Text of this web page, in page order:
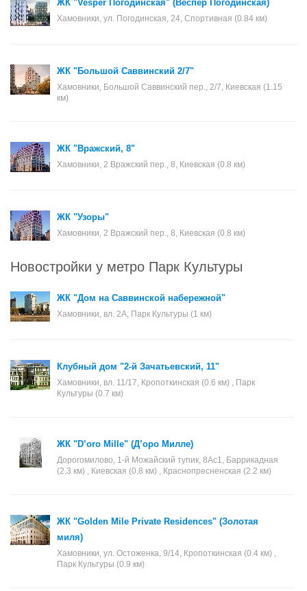
ЖК "Vesper Погодинская" (Веспер Погодинская)
Хамовники, ул. Погодинская, 24, Спортивная (0.84 км)
ЖК "Большой Саввинский 2/7"
Хамовники, Большой Саввинский пер., 2/7, Киевская (1.15
км)
ЖК "Вражский, 8"
Хамовники, 2 Вражский пер., 8, Киевская (0.8 км)
ЖК "Узоры"
Хамовники, 2 Вражский пер., 8, Киевская (0.8 км)
Новостройки у метро Парк Культуры
ЖК "Дом на Саввинской набережной"
Хамовники, вл. 2А, Парк Культуры (1 км)
Клубный дом "2-й Зачатьевский, 11"
Хамовники, вл. 11/17, Кропоткинская (0.6 км) , Парк
Культуры (0.7 км)
ЖК "D’oro Mille" (Д’оро Милле)
Дорогомилово, 1-й Можайский тупик, 8Ас1, Баррикадная
(2.3 км) , Киевская (0.8 км) , Краснопресненская (2.2 км)
ЖК "Golden Mile Private Residences" (Золотая
миля)
Хамовники, ул. Остоженка, 9/14, Кропоткинская (0.4 км) ,
Парк Культуры (0.9 км)